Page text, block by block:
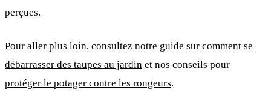
perçues.
Pour aller plus loin, consultez notre guide sur comment se
débarrasser des taupes au jardin et nos conseils pour
protéger le potager contre les rongeurs.